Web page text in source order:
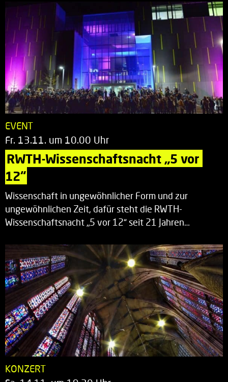
EVENT
Fr. 13.11. um 10.00 Uhr
RWTH-Wissenschaftsnacht „5 vor
12“
Wissenschaft in ungewöhnlicher Form und zur
ungewöhnlichen Zeit, dafür steht die RWTH-
Wissenschaftsnacht „5 vor 12“ seit 21 Jahren…
KONZERT